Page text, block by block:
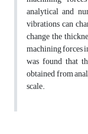
analytical and
vibrations can
change the
machining forces
was found that
obtained from
scale.